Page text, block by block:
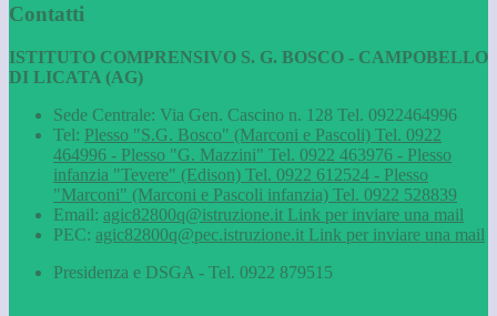
Contatti
ISTITUTO COMPRENSIVO S. G. BOSCO - CAMPOBELLO
DI LICATA (AG)
Sede Centrale: Via Gen. Cascino n. 128 Tel. 0922464996
Tel: Plesso "S.G. Bosco" (Marconi e Pascoli) Tel. 0922
464996 - Plesso "G. Mazzini" Tel. 0922 463976 - Plesso
infanzia "Tevere" (Edison) Tel. 0922 612524 - Plesso
"Marconi" (Marconi e Pascoli infanzia) Tel. 0922 528839
Email: agic82800q@istruzione.it Link per inviare una mail
PEC: agic82800q@pec.istruzione.it Link per inviare una mail
Presidenza e DSGA - Tel. 0922 879515